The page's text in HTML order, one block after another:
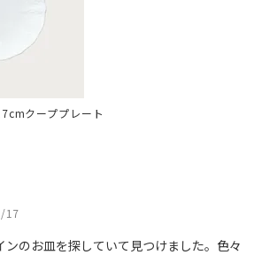
クーププレート
17
ンのお皿を探していて見つけました。色々